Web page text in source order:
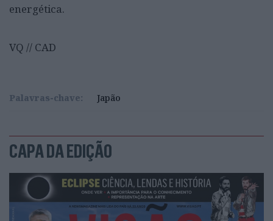
energética.
VQ // CAD
Palavras-chave: Japão
CAPA DA EDIÇÃO